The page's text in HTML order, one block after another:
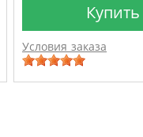
Купить
Условия заказа